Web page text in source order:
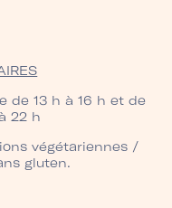
de 13 h à 16 h et de
22 h
végétariennes /
gluten.